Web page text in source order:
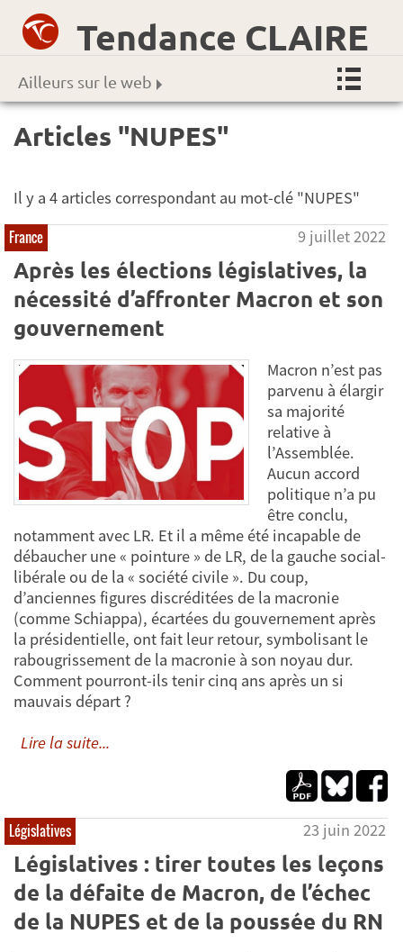
Tendance CLAIRE
Ailleurs sur le web
Articles "NUPES"
Il y a 4 articles correspondant au mot-clé "NUPES"
France 9 juillet 2022
Après les élections législatives, la
nécessité d’affronter Macron et son
gouvernement
Macron n’est pas
parvenu à élargir
sa majorité
relative à
l’Assemblée.
Aucun accord
politique n’a pu
être conclu,
notamment avec LR. Et il a même été incapable de
débaucher une « pointure » de LR, de la gauche social-
libérale ou de la « société civile ». Du coup,
d’anciennes figures discréditées de la macronie
(comme Schiappa), écartées du gouvernement après
la présidentielle, ont fait leur retour, symbolisant le
rabougrissement de la macronie à son noyau dur.
Comment pourront-ils tenir cinq ans après un si
mauvais départ ?
Lire la suite...
Législatives 23 juin 2022
Législatives : tirer toutes les leçons
de la défaite de Macron, de l’échec
de la NUPES et de la poussée du RN